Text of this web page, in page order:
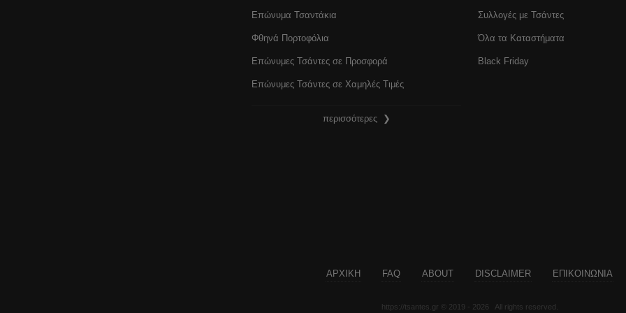
Επώνυμα Τσαντάκια
Φθηνά Πορτοφόλια
Επώνυμες Τσάντες σε Προσφορά
Επώνυμες Τσάντες σε Χαμηλές Τιμές
περισσότερες ❯
Συλλογές με Τσάντες
Όλα τα Καταστήματα
Black Friday
ΑΡΧΙΚΗ FAQ ABOUT DISCLAIMER ΕΠΙΚΟΙΝΩΝΙΑ
https://tsantes.gr © 2019 - 2026 All rights reserved.